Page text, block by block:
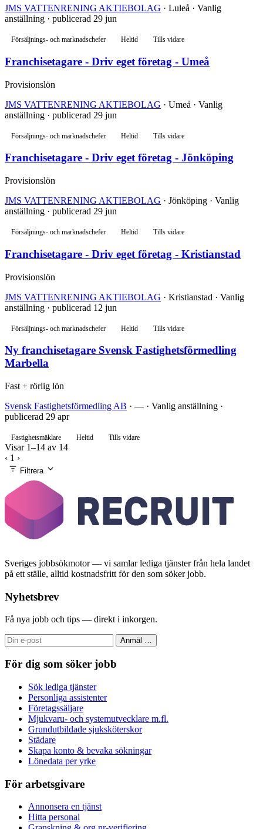
JMS VATTENRENING AKTIEBOLAG · Luleå · Vanlig
anställning · publicerad 29 jun
Försäljnings- och marknadschefer Heltid Tills vidare
Franchisetagare - Driv eget företag - Umeå
Provisionslön
JMS VATTENRENING AKTIEBOLAG · Umeå · Vanlig
anställning · publicerad 29 jun
Försäljnings- och marknadschefer Heltid Tills vidare
Franchisetagare - Driv eget företag - Jönköping
Provisionslön
JMS VATTENRENING AKTIEBOLAG · Jönköping · Vanlig
anställning · publicerad 29 jun
Försäljnings- och marknadschefer Heltid Tills vidare
Franchisetagare - Driv eget företag - Kristianstad
Provisionslön
JMS VATTENRENING AKTIEBOLAG · Kristianstad · Vanlig
anställning · publicerad 12 jun
Försäljnings- och marknadschefer Heltid Tills vidare
Ny franchisetagare Svensk Fastighetsförmedling
Marbella
Fast + rörlig lön
Svensk Fastighetsförmedling AB · — · Vanlig anställning ·
publicerad 29 apr
Fastighetsmäklare Heltid Tills vidare
Visar 1–14 av 14
‹ 1 ›
Filtrera
Sveriges jobbsökmotor — vi samlar lediga tjänster från hela landet
på ett ställe, alltid kostnadsfritt för den som söker jobb.
Nyhetsbrev
Få nya jobb och tips — direkt i inkorgen.
Anmäl …
För dig som söker jobb
Sök lediga tjänster
Personliga assistenter
Företagssäljare
Mjukvaru- och systemutvecklare m.fl.
Grundutbildade sjuksköterskor
Städare
Skapa konto & bevaka sökningar
Lönedata per yrke
För arbetsgivare
Annonsera en tjänst
Hitta personal